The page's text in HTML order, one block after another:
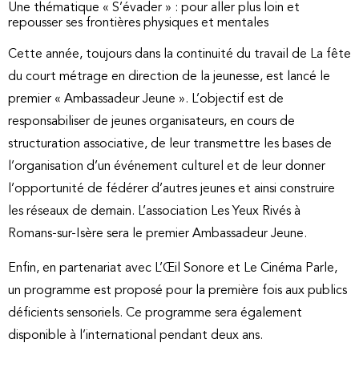
Une thématique « S’évader » : pour aller plus loin et
repousser ses frontières physiques et mentales
Cette année, toujours dans la continuité du travail de La fête
du court métrage en direction de la jeunesse, est lancé le
premier « Ambassadeur Jeune ». L’objectif est de
responsabiliser de jeunes organisateurs, en cours de
structuration associative, de leur transmettre les bases de
l’organisation d’un événement culturel et de leur donner
l’opportunité de fédérer d’autres jeunes et ainsi construire
les réseaux de demain. L’association Les Yeux Rivés à
Romans-sur-Isère sera le premier Ambassadeur Jeune.
Enfin, en partenariat avec L’Œil Sonore et Le Cinéma Parle,
un programme est proposé pour la première fois aux publics
déficients sensoriels. Ce programme sera également
disponible à l’international pendant deux ans.